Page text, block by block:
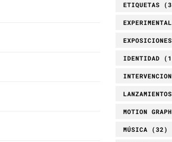
ETIQUETAS
EXPERIMENTAL
EXPOSICIONES
IDENTIDAD
LANZAMIENTOS
MOTION
MÚSICA (32)